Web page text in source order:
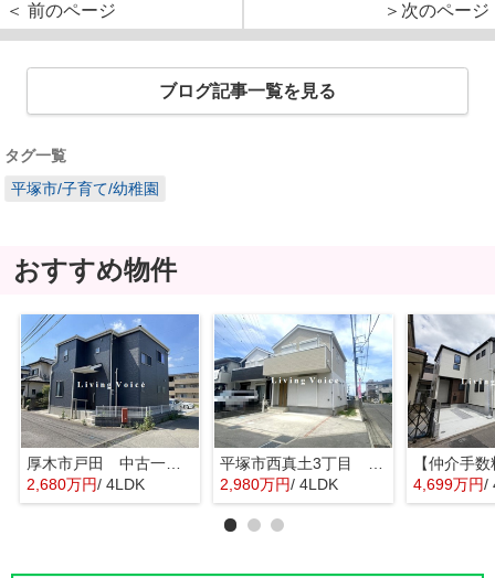
＜ 前のページ
＞次のページ
ブログ記事一覧を見る
タグ一覧
平塚市/子育て/幼稚園
おすすめ物件
厚木市戸田 中古一戸建て
2,680万円/ 4LDK
平塚市西真土3丁目 中古一戸建て
2,980万円/ 4LDK 4,699万円/